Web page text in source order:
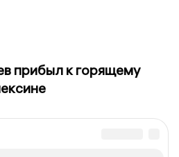
прибыл к горящему